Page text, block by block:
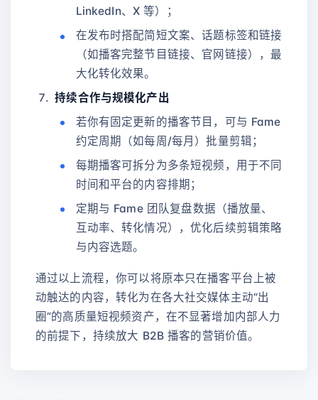
LinkedIn、X 等）；
在发布时搭配简短文案、话题标签和链接
（如播客完整节目链接、官网链接），最
大化转化效果。
持续合作与规模化产出
若你有固定更新的播客节目，可与 Fame
约定周期（如每周/每月）批量剪辑；
每期播客可拆分为多条短视频，用于不同
时间和平台的内容排期；
定期与 Fame 团队复盘数据（播放量、
互动率、转化情况），优化后续剪辑策略
与内容选题。
通过以上流程，你可以将原本只在播客平台上被
动触达的内容，转化为在各大社交媒体主动“出
圈”的高质量短视频资产，在不显著增加内部人力
的前提下，持续放大 B2B 播客的营销价值。